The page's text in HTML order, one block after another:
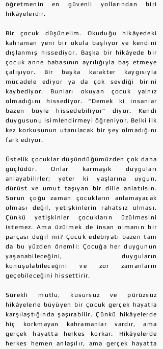
öğretmenin en güvenli yollarından biri
hikâyelerdir.
Bir çocuk düşünelim. Okuduğu hikâyedeki
kahraman yeni bir okula başlıyor ve kendini
dışlanmış hissediyor. Başka bir hikâyede bir
çocuk anne babasının ayrılığıyla baş etmeye
çalışıyor. Bir başka karakter kaygısıyla
mücadele ediyor ya da çok sevdiği birini
kaybediyor. Bunları okuyan çocuk yalnız
olmadığını hissediyor. “Demek ki insanlar
bazen böyle hissedebiliyor” diyor. Kendi
duygusunu isimlendirmeyi öğreniyor. Belki ilk
kez korkusunun utanılacak bir şey olmadığını
fark ediyor.
Üstelik çocuklar düşündüğümüzden çok daha
güçlüdür. Onlar karmaşık duyguları
anlayabilirler; yeter ki yaşlarına uygun,
dürüst ve umut taşıyan bir dille anlatılsın.
Sorun çoğu zaman çocukların anlamayacak
olması değil, yetişkinlerin rahatsız olması.
Çünkü yetişkinler çocukların üzülmesini
istemez. Ama üzülmek de insan olmanın bir
parçası değil mi? Çocuk edebiyatı bazen tam
da bu yüzden önemli: Çocuğa her duygunun
yaşanabileceğini, duyguların
konuşulabileceğini ve zor zamanların
geçebileceğini hissettirir.
Sürekli mutlu, kusursuz ve pürüzsüz
hikâyelerle büyüyen bir çocuk gerçek hayatla
karşılaştığında şaşırabilir. Çünkü hikâyelerde
hiç korkmayan kahramanlar vardır, ama
gerçek hayatta herkes korkar. Hikâyelerde
herkes hemen anlaşılır, ama gerçek hayatta